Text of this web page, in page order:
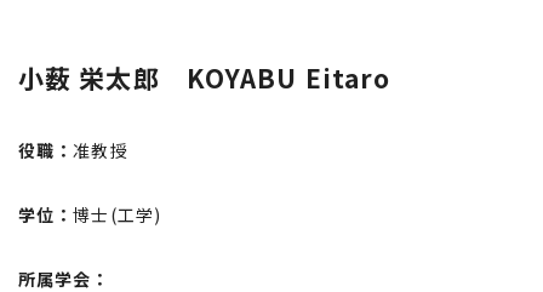
小薮 栄太郎 KOYABU Eitaro
役職：准教授
学位：博士(工学)
所属学会：